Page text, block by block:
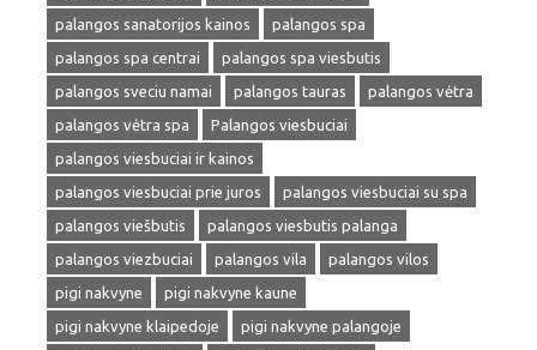
palangos sanatorijos kainos
palangos spa
palangos spa centrai
palangos spa viesbutis
palangos sveciu namai
palangos tauras
palangos vėtra
palangos vėtra spa
Palangos viesbuciai
palangos viesbuciai ir kainos
palangos viesbuciai prie juros
palangos viesbuciai su spa
palangos viešbutis
palangos viesbutis palanga
palangos viezbuciai
palangos vila
palangos vilos
pigi nakvyne
pigi nakvyne kaune
pigi nakvyne klaipedoje
pigi nakvyne palangoje